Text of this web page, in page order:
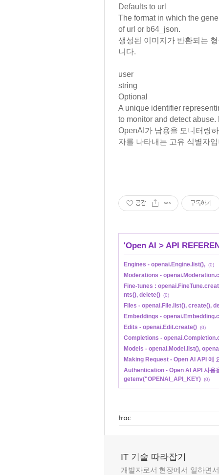
Defaults to url
The format in which the
of url or b64_json.
생성된 이미지가 반환되는
니다.
user
string
Optional
A unique identifier
to monitor and detect abuse.
OpenAI가 남용을 모니터링
자를 나타내는 고유 식별자
공감 구독하기
'Open AI > API
Engines - openai.Engine.list(), (0)
Moderations -
Fine-tunes :
nts(), delete() (0)
Files - openai.File.list(), create(),
Embeddings -
Edits - openai.Edit.create() (0)
Completions -
Models - openai.Model.list(),
Making Request - Open AI API 에
Authentication - Open AI API 사용
getenv("OPENAI_API_KEY) (0)
IT 기술 따라잡기
개발자로서 현장에서 일하면